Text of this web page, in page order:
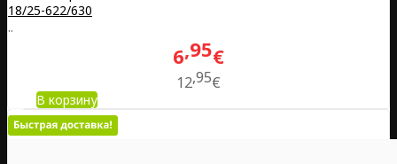
18/25-622/630
..
6 95€
1295€
В корзину